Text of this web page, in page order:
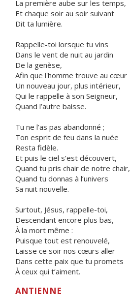
La première aube sur les temps,
Et chaque soir au soir suivant
Dit ta lumière.
Rappelle-toi lorsque tu vins
Dans le vent de nuit au jardin
De la genèse,
Afin que l'homme trouve au cœur
Un nouveau jour, plus intérieur,
Qui le rappelle à son Seigneur,
Quand l’autre baisse.
Tu ne l’as pas abandonné ;
Ton esprit de feu dans la nuée
Resta fidèle.
Et puis le ciel s’est découvert,
Quand tu pris chair de notre chair,
Quand tu donnas à l’univers
Sa nuit nouvelle.
Surtout, Jésus, rappelle-toi,
Descendant encore plus bas,
À la mort même :
Puisque tout est renouvelé,
Laisse ce soir nos cœurs aller
Dans cette paix que tu promets
À ceux qui t’aiment.
ANTIENNE